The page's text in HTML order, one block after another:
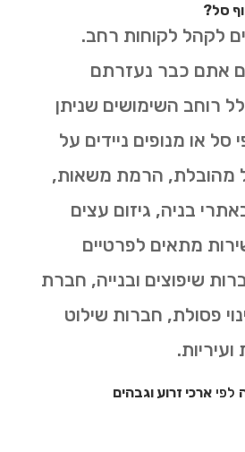
סל?
לקהל לקוחות רחב.
אתם כבר נעזרתם
רוחב השימושים שניתן
או מנופים ניידים על
מהובלת, הרמת משאות,
בניה, גיזום עצים
מתאים לפרטיים
שיפוצים ובנייה, חברת
פסולת, חברות שילוט
ועיריות.
לפי ארכי זרוע וגבהים